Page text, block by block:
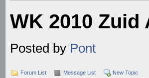
WK 2010 Zuid
Posted by Pont
Forum List Message List New Topic